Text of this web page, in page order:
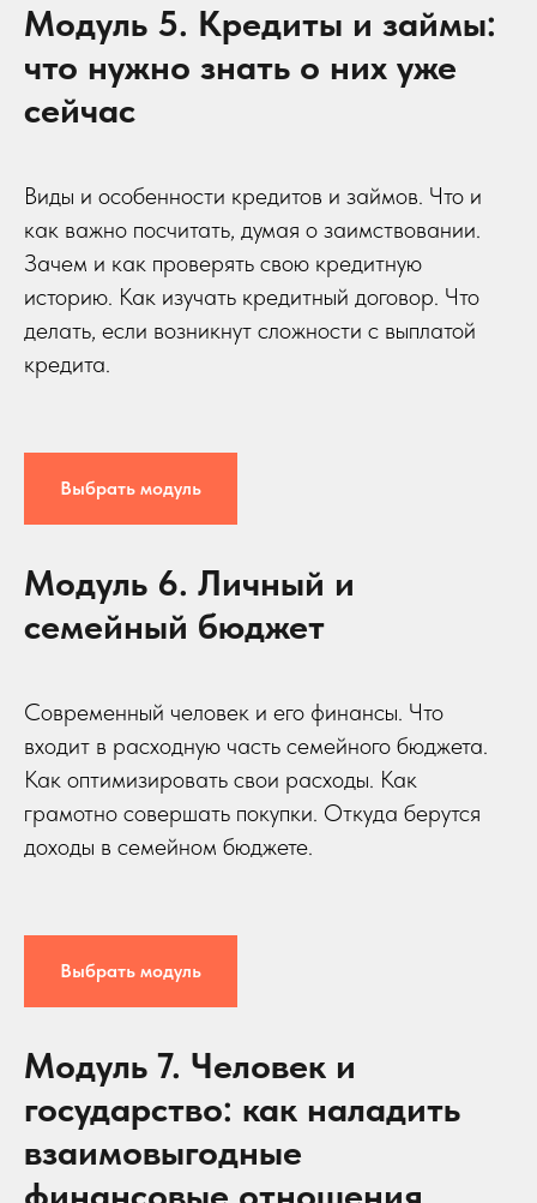
Модуль 5. Кредиты и займы:
что нужно знать о них уже
сейчас
Виды и особенности кредитов и займов. Что и
как важно посчитать, думая о заимствовании.
Зачем и как проверять свою кредитную
историю. Как изучать кредитный договор. Что
делать, если возникнут сложности с выплатой
кредита.
Выбрать модуль
Модуль 6. Личный и
семейный бюджет
Современный человек и его финансы. Что
входит в расходную часть семейного бюджета.
Как оптимизировать свои расходы. Как
грамотно совершать покупки. Откуда берутся
доходы в семейном бюджете.
Выбрать модуль
Модуль 7. Человек и
государство: как наладить
взаимовыгодные
финансовые отношения